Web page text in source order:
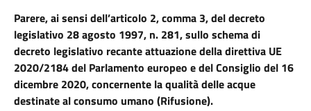
Parere, ai sensi dell’articolo 2, comma 3, del decreto
legislativo 28 agosto 1997, n. 281, sullo schema di
decreto legislativo recante attuazione della direttiva UE
2020/2184 del Parlamento europeo e del Consiglio del 16
dicembre 2020, concernente la qualità delle acque
destinate al consumo umano (Rifusione).